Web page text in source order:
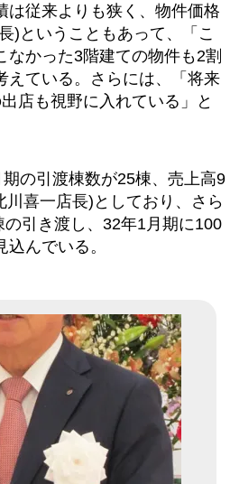
は従来よりも狭く、物件価格
)ということもあって、「こ
なかった3階建ての物件も2割
えている。さらには、「将来
店も視野に入れている」と
の引渡棟数が25棟、売上高9
喜一店長)としており、さら
引き渡し、32年1月期に100
んでいる。